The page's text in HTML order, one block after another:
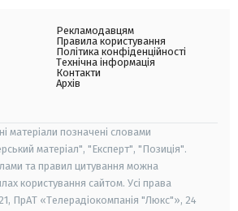
Рекламодавцям
Правила користування
Політика конфіденційності
Технічна інформація
Контакти
Архів
матеріали позначені словами
матеріал", "Експерт", "Позиція".
та правил цитування можна
користування сайтом. Усі права
ПрАТ «Телерадіокомпанія "Люкс"», 24